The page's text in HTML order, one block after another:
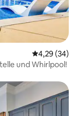
4,29 (34)
und Whirlpool!